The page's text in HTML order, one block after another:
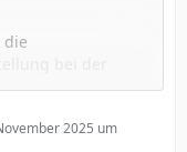
die
bei der
neu zu bewerten.
gemäß
2025 um